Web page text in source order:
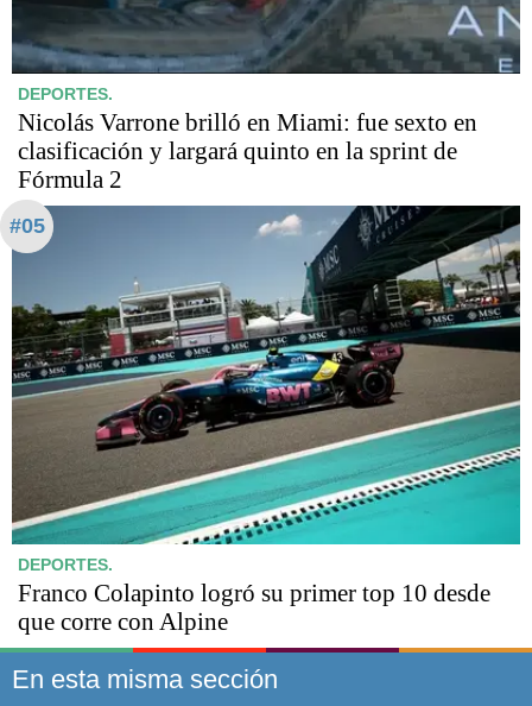
DEPORTES.
Nicolás Varrone brilló en Miami: fue sexto en
clasificación y largará quinto en la sprint de
Fórmula 2
#05
DEPORTES.
Franco Colapinto logró su primer top 10 desde
que corre con Alpine
En esta misma sección